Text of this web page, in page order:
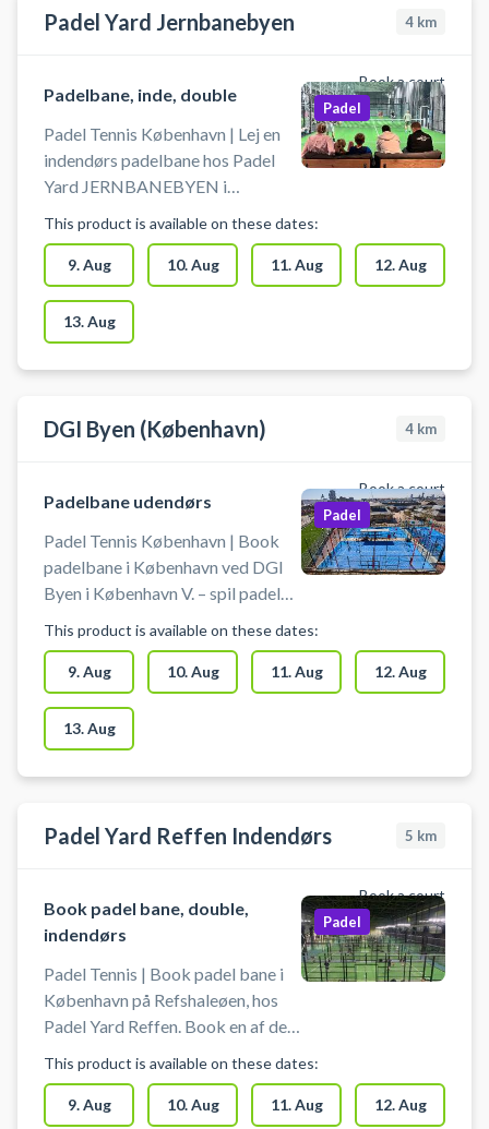
Padel Yard Jernbanebyen 4 km
Book a court
Padelbane, inde, double
Padel Tennis København | Lej en
indendørs padelbane hos Padel
Yard JERNBANEBYEN i
opvarmede indendørs baner og
spil padel tennis centralt i
København. Hos Padel Yards
afdeling nær centrum af
København ved området
'Jernbanebyen' finder du foruden
omklædningsrum. Køb bolde og
leje bat i hele åbningstiden, så det
Jernbanebyen nær Sydhavn.
Jernbanebyen brug easypark.
#matchi-padel-koebenhavn
Padel
This product is available on these dates:
9. Aug 10. Aug 11. Aug 12. Aug
13. Aug
DGI Byen (København) 4 km
Book a court
Padelbane udendørs
Padel Tennis København | Book
padelbane i København ved DGI
Byen i København V. – spil padel
double padelbaner er klar til
booking - centralt beliggende hos
DGI Byen København. DGI Byen
på Vesterbro i København,
tilbyder udover leje af padelbaner
også på leje af udendørs
tennis #book-paddel-tennis
Padel
This product is available on these dates:
9. Aug 10. Aug 11. Aug 12. Aug
13. Aug
Padel Yard Reffen Indendørs 5 km
Book a court
Book padel bane, double,
indendørs
Padel Tennis | Book padel bane i
København på Refshaleøen, hos
Padel Yard Reffen. Book en af de 8
Refshaleøen i Padel Yard Reffens
indendørs padelcenter beliggende
Padel
This product is available on these dates:
9. Aug 10. Aug 11. Aug 12. Aug